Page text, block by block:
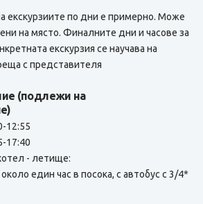
екскурзиите по дни е примерно. Може
на място. Финалните дни и часове за
екскурзия се научава на
с представителя
(подлежи на
12:55
17:40
- летище:
един час в посока, с автобус с 3/4*